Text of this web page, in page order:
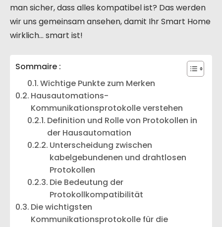
man sicher, dass alles kompatibel ist? Das werden
wir uns gemeinsam ansehen, damit Ihr Smart Home
wirklich… smart ist!
Sommaire :
Wichtige Punkte zum Merken
Hausautomations-
Kommunikationsprotokolle verstehen
Definition und Rolle von Protokollen in
der Hausautomation
Unterscheidung zwischen
kabelgebundenen und drahtlosen
Protokollen
Die Bedeutung der
Protokollkompatibilität
Die wichtigsten
Kommunikationsprotokolle für die